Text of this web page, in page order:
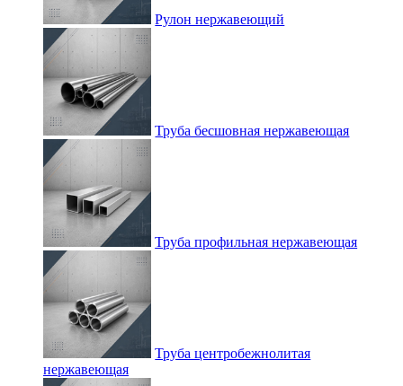
Рулон нержавеющий
Труба бесшовная нержавеющая
Труба профильная нержавеющая
Труба центробежнолитая
нержавеющая